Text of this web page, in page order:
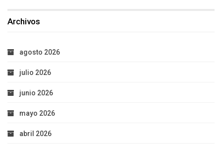
Archivos
agosto 2026
julio 2026
junio 2026
mayo 2026
abril 2026